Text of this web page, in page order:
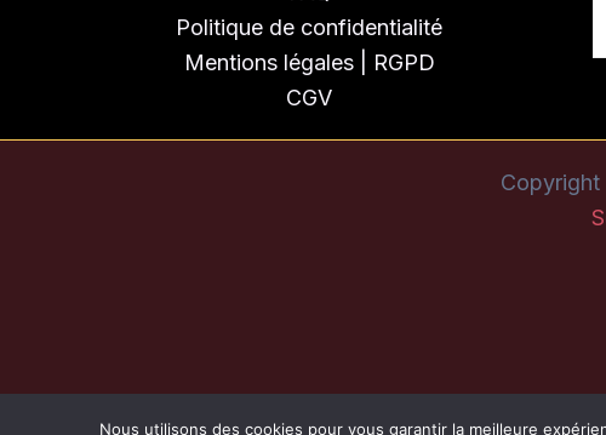
Politique de confidentialité
Mentions légales | RGPD
CGV
Copyright
Nous utilisons des cookies pour vous garantir la meilleure